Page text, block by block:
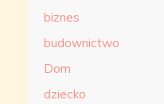
biznes
budownictwo
Dom
dziecko